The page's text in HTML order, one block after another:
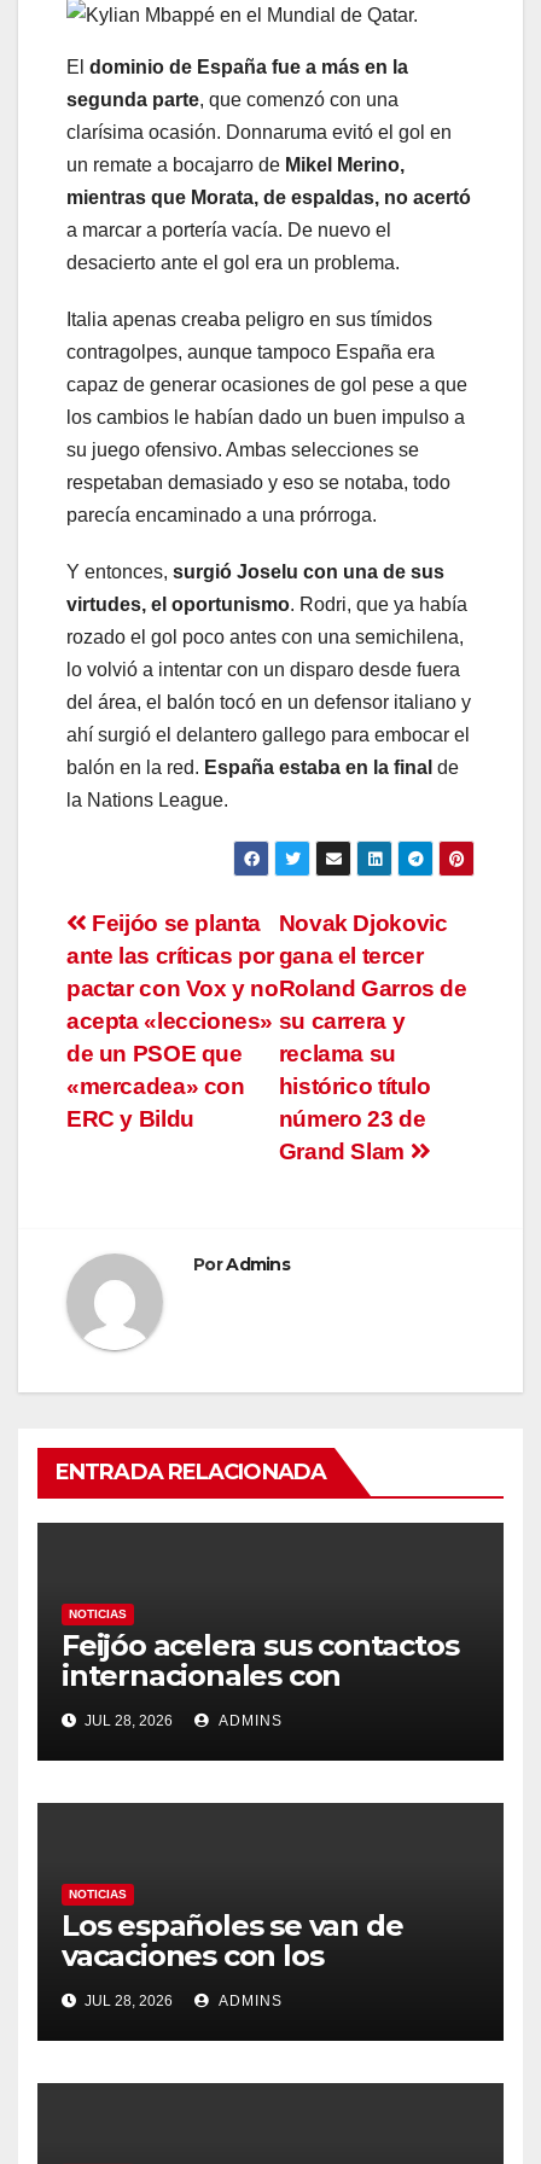
El dominio de España fue a más en la
segunda parte, que comenzó con una
clarísima ocasión. Donnaruma evitó el gol en
un remate a bocajarro de Mikel Merino,
mientras que Morata, de espaldas, no acertó
a marcar a portería vacía. De nuevo el
desacierto ante el gol era un problema.
Italia apenas creaba peligro en sus tímidos
contragolpes, aunque tampoco España era
capaz de generar ocasiones de gol pese a que
los cambios le habían dado un buen impulso a
su juego ofensivo. Ambas selecciones se
respetaban demasiado y eso se notaba, todo
parecía encaminado a una prórroga.
Y entonces, surgió Joselu con una de sus
virtudes, el oportunismo. Rodri, que ya había
rozado el gol poco antes con una semichilena,
lo volvió a intentar con un disparo desde fuera
del área, el balón tocó en un defensor italiano y
ahí surgió el delantero gallego para embocar el
balón en la red. España estaba en la final de
la Nations League.
Navegación
de
entradas
Novak Djokovic
gana el tercer
Roland Garros de
su carrera y
reclama su
histórico título
número 23 de
Grand Slam
Feijóo se planta
ante las críticas por
pactar con Vox y no
acepta «lecciones»
de un PSOE que
«mercadea» con
ERC y Bildu
PorAdmins
ENTRADA RELACIONADA
NOTICIAS
Feijóo acelera sus contactos
internacionales con
Latinoamérica como socio
prioritario en su agenda de
gobierno
JUL 28, 2026 ADMINS
NOTICIAS
Los españoles se van de
vacaciones con los
carburantes hasta un 21%
más caros que el año pasado
y los hoteles disparados
JUL 28, 2026 ADMINS